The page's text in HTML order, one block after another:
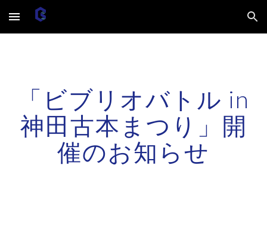
Skip to main content Skip to navigation
「ビブリオバトル in
神田古本まつり」開
催のお知らせ